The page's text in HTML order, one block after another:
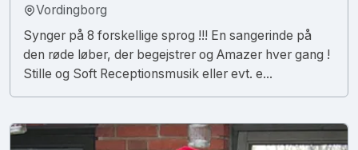
Vordingborg
Synger på 8 forskellige sprog !!! En sangerinde på
den røde løber, der begejstrer og Amazer hver gang !
Stille og Soft Receptionsmusik eller evt. e...